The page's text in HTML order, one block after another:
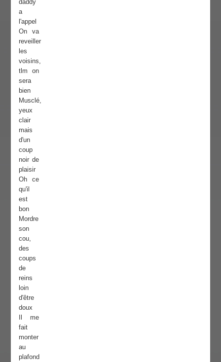
daddy
a
l'appel
On va
reveiller
les
voisins,
tlm on
sera
bien
Musclé,
yeux
clair
mais
d'un
coup
noir de
plaisir
Oh ce
qu'il
est
bon
Mordre
son
cou,
des
coups
de
reins
loin
d'être
doux
Il me
fait
monter
au
plafond